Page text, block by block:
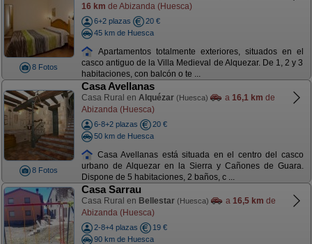
8 Fotos
16 km de Abizanda (Huesca)
6+2 plazas
20 €
45 km de Huesca
Apartamentos totalmente exteriores, situados en el
casco antiguo de la Villa Medieval de Alquezar. De 1, 2 y 3
habitaciones, con balcón o te ...
8 Fotos
Casa Avellanas
Casa Rural en Alquézar (Huesca) a 16,1 km de
Abizanda (Huesca)
6-8+2 plazas
20 €
50 km de Huesca
Casa Avellanas está situada en el centro del casco
urbano de Alquezar en la Sierra y Cañones de Guara.
Dispone de 5 habitaciones, 2 baños, c ...
Casa Sarrau
Casa Rural en Bellestar (Huesca) a 16,5 km de
Abizanda (Huesca)
2-8+4 plazas
19 €
90 km de Huesca